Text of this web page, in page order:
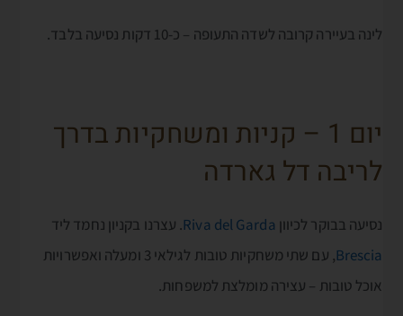
לינה בעיירה קרובה לשדה התעופה – כ-10 דקות נסיעה בלבד.
יום 1 – קניות ומשחקיות בדרך
לריבה דל גארדה
נסיעה בבוקר לכיוון Riva del Garda. עצרנו בקניון נחמד ליד
Brescia
, עם שתי משחקיות טובות לגילאי 3 ומעלה ואפשרויות
אוכל טובות – עצירה מומלצת למשפחות.